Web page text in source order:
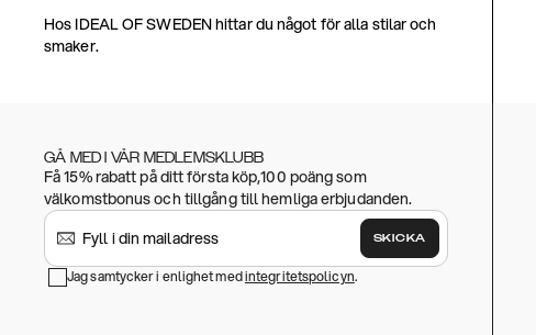
Hos IDEAL OF SWEDEN hittar du något för alla stilar och
smaker.
GÅ MED I VÅR MEDLEMSKLUBB
Få 15% rabatt på ditt första köp,100 poäng som
välkomstbonus och tillgång till hemliga erbjudanden.
SKICKA
Jag samtycker i enlighet medintegritetspolicyn.